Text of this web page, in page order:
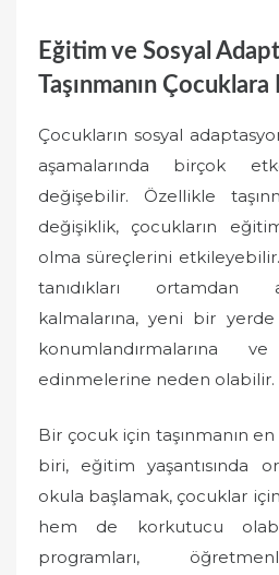
Eğitim ve Sosyal
Taşınmanın
Çocukların sosyal
aşamalarında birçok
değişebilir. Özellikle
değişiklik, çocukların
olma süreçlerini etkileyebilir.
tanıdıkları ortamdan
kalmalarına, yeni bir
konumlandırmalarına
edinmelerine neden olabilir.
Bir çocuk için taşınmanın
biri, eğitim yaşantısında
okula başlamak, çocuklar
hem de korkutucu
programları,